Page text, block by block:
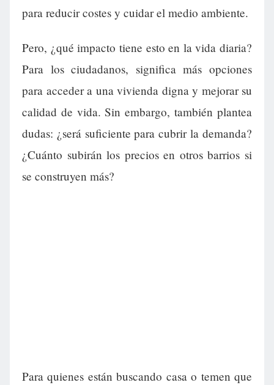
para reducir costes y cuidar el medio ambiente.
Pero, ¿qué impacto tiene esto en la vida diaria?
Para los ciudadanos, significa más opciones
para acceder a una vivienda digna y mejorar su
calidad de vida. Sin embargo, también plantea
dudas: ¿será suficiente para cubrir la demanda?
¿Cuánto subirán los precios en otros barrios si
se construyen más?
Para quienes están buscando casa o temen que